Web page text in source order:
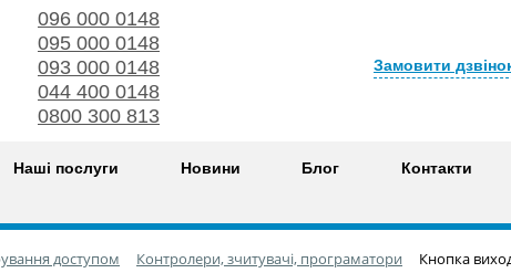
096 000 0148
095 000 0148
093 000 0148
044 400 0148
0800 300 813
Замовити
Наші послуги Новини Блог Контакти
доступом Контролери, зчитувачі, програматори Кнопка